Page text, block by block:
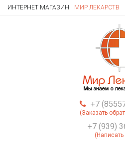
ИНТЕРНЕТ МАГАЗИН МИР ЛЕКАРСТВ
+7
(Заказать
+7 (939)
(Написать